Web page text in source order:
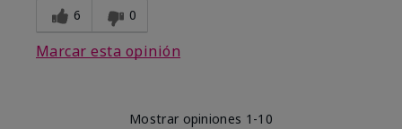
6 0
Marcar esta opinión
Mostrar opiniones 1-10